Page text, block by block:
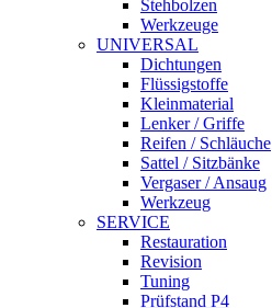
Stehbolzen
Werkzeuge
UNIVERSAL
Dichtungen
Flüssigstoffe
Kleinmaterial
Lenker / Griffe
Reifen / Schläuche
Sattel / Sitzbänke
Vergaser / Ansaug
Werkzeug
SERVICE
Restauration
Revision
Tuning
Prüfstand P4